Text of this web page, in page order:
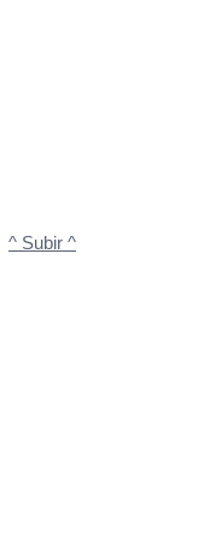
^ Subir ^